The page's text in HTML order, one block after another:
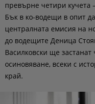
превърне четири
Бък в ко-водещи в опит
централната емисия на
до водещите Деница
Василковски ще
осиновяване, всеки с
край.